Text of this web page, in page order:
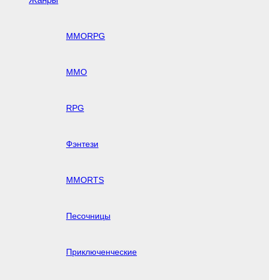
MMORPG
MMO
RPG
Фэнтези
MMORTS
Песочницы
Приключенческие